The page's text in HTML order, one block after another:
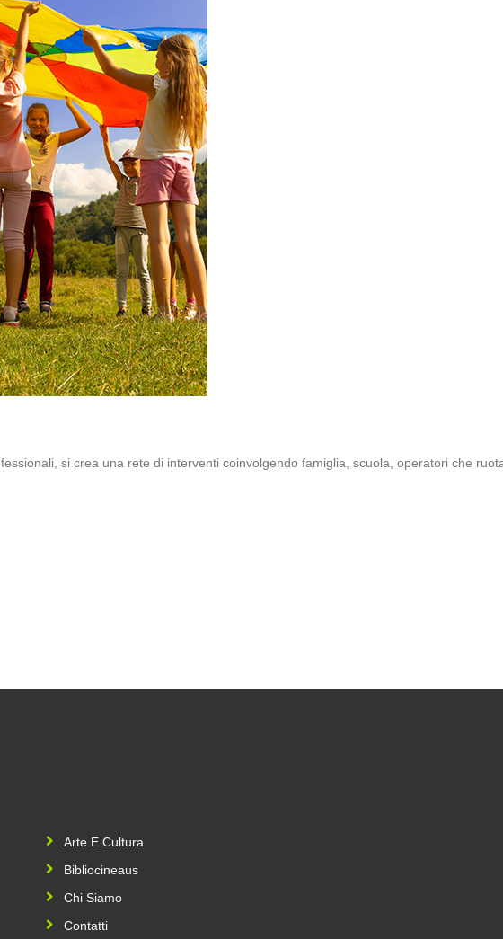
si crea una rete di interventi coinvolgendo famiglia, scuola, operatori che
Arte E Cultura
Bibliocineaus
Chi Siamo
Contatti